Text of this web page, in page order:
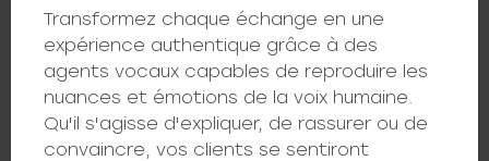
Transformez chaque échange en une
expérience authentique grâce à des
agents vocaux capables de reproduire les
nuances et émotions de la voix humaine.
Qu'il s'agisse d'expliquer, de rassurer ou de
convaincre, vos clients se sentiront